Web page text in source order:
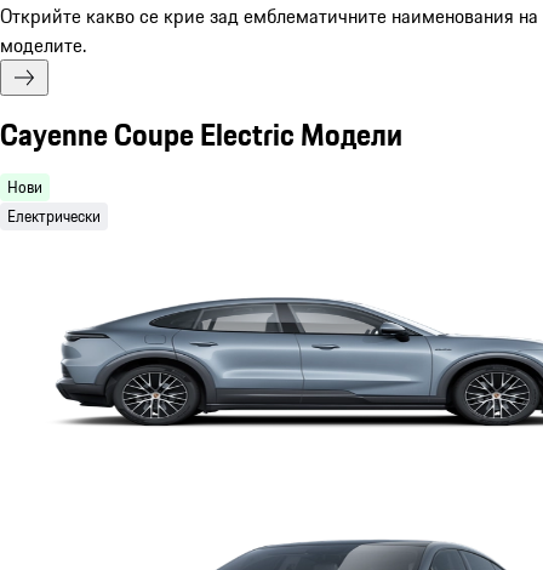
Открийте какво се крие зад емблематичните наименования на
моделите.
Cayenne Coupe Electric Модели
Нови
Електрически